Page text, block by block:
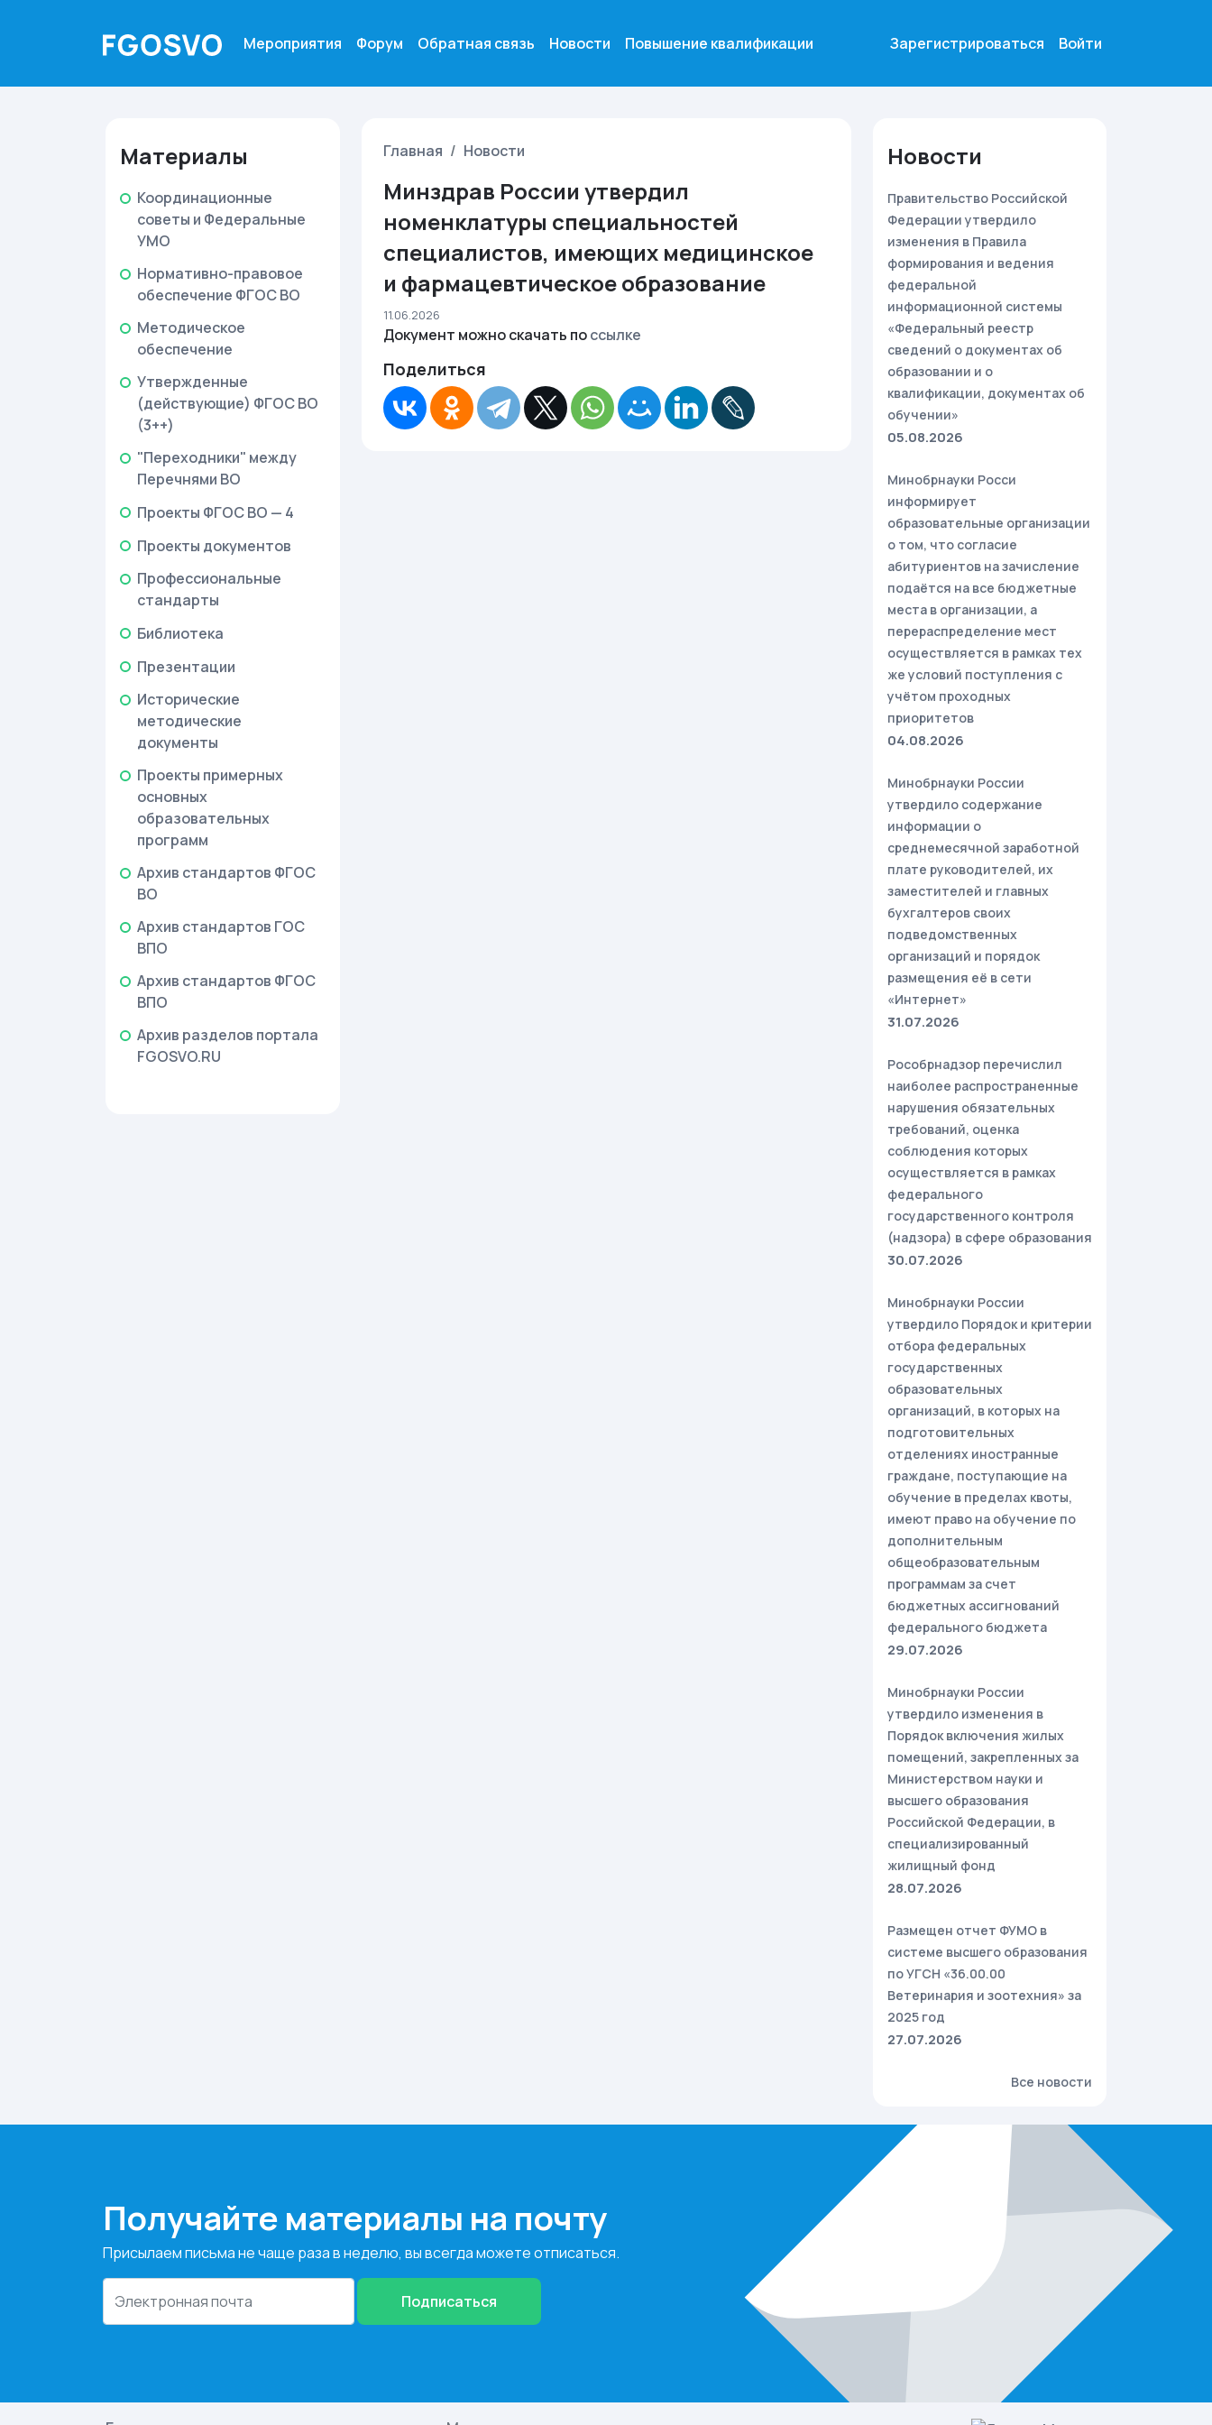
Мероприятия Форум Обратная связь Новости Повышение квалификации Зарегистрироваться Войти
Материалы
Координационные
советы и Федеральные
УМО
Нормативно-правовое
обеспечение ФГОС ВО
Методическое
обеспечение
Утвержденные
(действующие) ФГОС ВО
(3++)
"Переходники" между
Перечнями ВО
Проекты ФГОС ВО — 4
Проекты документов
Профессиональные
стандарты
Библиотека
Презентации
Исторические
методические
документы
Проекты примерных
основных
образовательных
программ
Архив стандартов ФГОС
ВО
Архив стандартов ГОС
ВПО
Архив стандартов ФГОС
ВПО
Архив разделов портала
FGOSVO.RU
Главная Новости
Минздрав России утвердил
номенклатуры специальностей
специалистов, имеющих медицинское
и фармацевтическое образование
11.06.2026
Документ можно скачать поссылке
Поделиться
Новости
Правительство Российской
Федерации утвердило
изменения в Правила
формирования и ведения
федеральной
информационной системы
«Федеральный реестр
сведений о документах об
образовании и о
квалификации, документах об
обучении»
05.08.2026
Минобрнауки Росси
информирует
образовательные организации
о том, что согласие
абитуриентов на зачисление
подаётся на все бюджетные
места в организации, а
перераспределение мест
осуществляется в рамках тех
же условий поступления с
учётом проходных
приоритетов
04.08.2026
Минобрнауки России
утвердило содержание
информации о
среднемесячной заработной
плате руководителей, их
заместителей и главных
бухгалтеров своих
подведомственных
организаций и порядок
размещения её в сети
«Интернет»
31.07.2026
Рособрнадзор перечислил
наиболее распространенные
нарушения обязательных
требований, оценка
соблюдения которых
осуществляется в рамках
федерального
государственного контроля
(надзора) в сфере образования
30.07.2026
Минобрнауки России
утвердило Порядок и критерии
отбора федеральных
государственных
образовательных
организаций, в которых на
подготовительных
отделениях иностранные
граждане, поступающие на
обучение в пределах квоты,
имеют право на обучение по
дополнительным
общеобразовательным
программам за счет
бюджетных ассигнований
федерального бюджета
29.07.2026
Минобрнауки России
утвердило изменения в
Порядок включения жилых
помещений, закрепленных за
Министерством науки и
высшего образования
Российской Федерации, в
специализированный
жилищный фонд
28.07.2026
Размещен отчет ФУМО в
системе высшего образования
по УГСН «36.00.00
Ветеринария и зоотехния» за
2025 год
27.07.2026
Все новости
Получайте материалы на почту
Присылаем письма не чаще раза в неделю, вы всегда можете отписаться.
Подписаться